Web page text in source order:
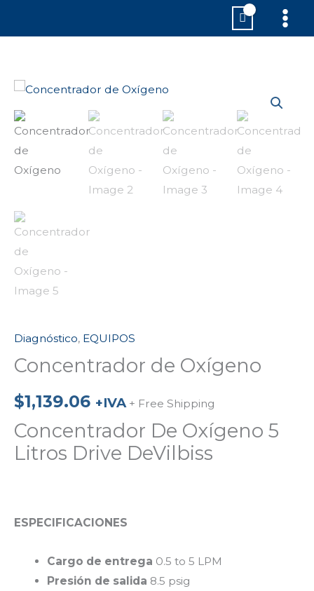
Diagnóstico, EQUIPOS
Concentrador de Oxígeno
$1,139.06 +IVA + Free Shipping
Concentrador De Oxígeno 5
Litros Drive DeVilbiss
ESPECIFICACIONES
Cargo de entrega 0.5 to 5 LPM
Presión de salida 8.5 psig
Concentrador
de
Oxígeno
cantidad